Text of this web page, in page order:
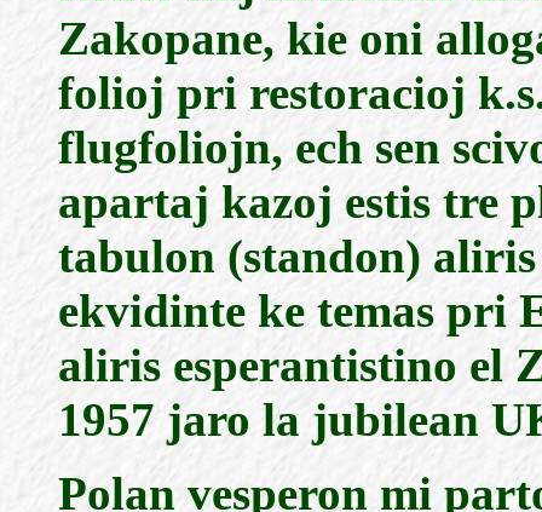
Zakopane, kie oni
folioj pri restoracioj
flugfoliojn, ech sen
apartaj kazoj estis tre
tabulon (standon)
ekvidinte ke temas pri
aliris esperantistino el
1957 jaro la jubilean
Polan vesperon mi